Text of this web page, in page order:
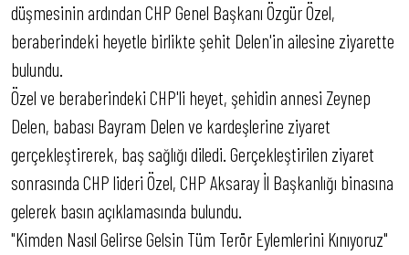
düşmesinin ardından CHP Genel Başkanı Özgür Özel,
beraberindeki heyetle birlikte şehit Delen'in ailesine ziyarette
bulundu.
Özel ve beraberindeki CHP'li heyet, şehidin annesi Zeynep
Delen, babası Bayram Delen ve kardeşlerine ziyaret
gerçekleştirerek, baş sağlığı diledi. Gerçekleştirilen ziyaret
sonrasında CHP lideri Özel, CHP Aksaray İl Başkanlığı binasına
gelerek basın açıklamasında bulundu.
"Kimden Nasıl Gelirse Gelsin Tüm Terör Eylemlerini Kınıyoruz"